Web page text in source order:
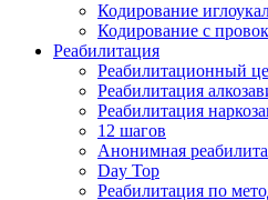
Кодирование
Кодирование с
Реабилитация
Реабилитационный
Реабилитация
Реабилитация
12 шагов
Анонимная
Day Top
Реабилитация по